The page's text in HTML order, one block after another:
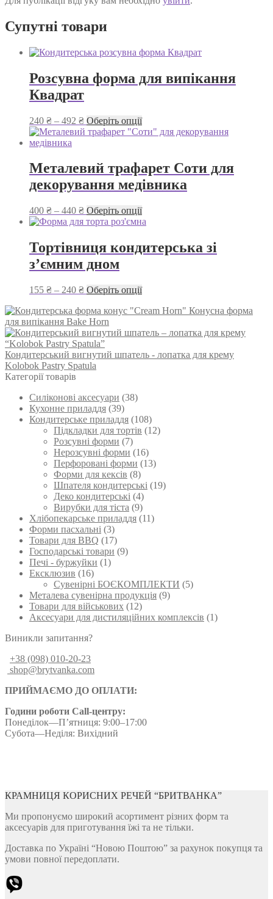
Супутні товари
Розсувна форма для випікання
Квадрат
240 ₴ – 492 ₴Діапазон
цін:
до
492 ₴
Оберіть опціїЦей
товар
варіантів.
Параметри
можна
на
сторінці
Металевий трафарет Соти для
декорування медівника
400 ₴ – 440 ₴Діапазон
цін:
до
440 ₴
Оберіть опціїЦей
товар
варіантів.
вибрати
на
сторінці
Тортівниця кондитерська зі
з’ємним дном
155 ₴ – 240 ₴Діапазон
від
155 ₴
до
240 ₴
Оберіть опціїЦей
має
варіантів.
можна
Конусна форма
для випікання Bake Horn
Кондитерський вигнутий шпатель - лопатка для крему
Kolobok Pastry Spatula
Категорії товарів
Силіконові аксесуари (38)
Кухонне приладдя (39)
Кондитерське приладдя (108)
Підкладки для тортів (12)
Розсувні форми (7)
Нерозсувні форми (16)
Перфоровані форми (13)
Форми для кексів (8)
Шпателя кондитерські (19)
Деко кондитерські (4)
Вирубки для тіста (9)
Хлібопекарське приладдя (11)
Форми пасхальні (3)
Товари для BBQ (17)
Господарські товари (9)
Печі - буржуйки (1)
Ексклюзив (16)
Сувенірні БОЄКОМПЛЕКТИ (5)
Металева сувенірна продукція (9)
Товари для військових (12)
Аксесуари для дистиляційних комплексів (1)
Виникли запитання?
+38 (098) 010-20-23
shop@brytvanka.com
ПРИЙМАЄМО ДО ОПЛАТИ:
Години роботи Call-центру:
Понеділок—П’ятниця: 9:00–17:00
Субота—Неділя: Вихідний
КРАМНИЦЯ КОРИСНИХ РЕЧЕЙ “БРИТВАНКА”
Ми пропонуємо широкий асортимент різних форм та
аксесуарів для приготування їжі та не тільки.
Доставка по Україні “Новою Поштою” за рахунок покупця та
умови повної передоплати.